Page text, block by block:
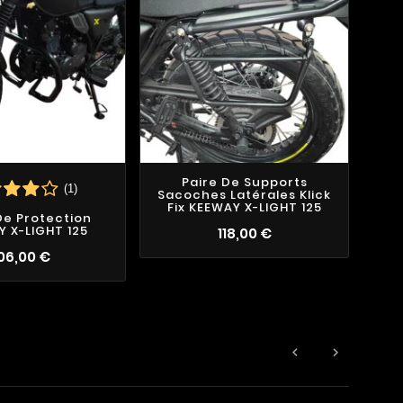
(1)
Protection
X-LIGHT 125
€
Paire De Supports
Sacoches Latérales Klick
Fix KEEWAY X-LIGHT 125
118,00 €
 